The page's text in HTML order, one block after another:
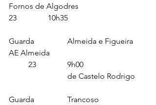
Fornos de Algodres
23		10h35
Guarda		Almeida e Figueira
AE Almeida
	23		9h00
			de Castelo Rodrigo
Guarda		Trancoso